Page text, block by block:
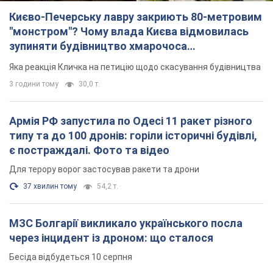
Києво-Печерську лавру закриють 80-метровим
"монстром"? Чому влада Києва відмовилась
зупиняти будівництво хмарочоса
"московського вірянина"
Яка реакція Кличка на петицію щодо скасування будівництва
3 години тому 30,0 т.
Армія РФ запустила по Одесі 11 ракет різного
типу та до 100 дронів: горіли історичні будівлі,
є постраждалі. Фото та відео
Для терору ворог застосував ракети та дрони
37 хвилин тому 54,2 т.
МЗС Болгарії викликало українського посла
через інцидент із дроном: що сталося
Бесіда відбудеться 10 серпня